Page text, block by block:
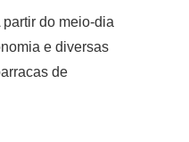
do meio-dia
e diversas
de